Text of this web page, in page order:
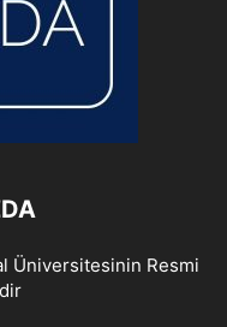
Üniversitesinin Resmi